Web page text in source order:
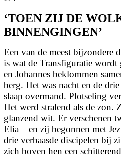
‘TOEN ZIJ DE
BINNENGINGEN’
Een van de meest bijzondere
is wat de Transfiguratie wordt
en Johannes beklommen
berg. Het was nacht en de
slaap overmand. Plotseling
Het werd stralend als de zon.
glanzend wit. Er verschenen
Elia – en zij begonnen met
drie verbaasde discipelen bij
zich boven hen een